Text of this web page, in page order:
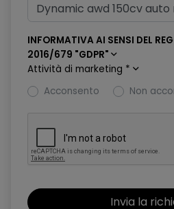
Dynamic Stability Control (DSC)
Eco HMI con Analisi dei Parametri
Fari Automatici
Fari con Abbaglianti Assistiti
Finestrini elettrici con
Frenata di emergenza autonoma
Freno di stazionamento elettrico
INFORMATIVA AI SENSI DEL
2016/679 "GDPR"
Attività di marketing *
Acconsento
Non